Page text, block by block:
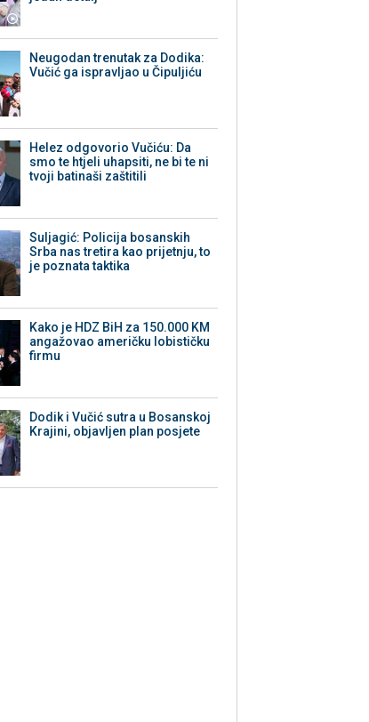
Neugodan trenutak za Dodika:
Vučić ga ispravljao u Čipuljiću
Helez odgovorio Vučiću: Da
smo te htjeli uhapsiti, ne bi te ni
tvoji batinaši zaštitili
Suljagić: Policija bosanskih
Srba nas tretira kao prijetnju, to
je poznata taktika
Kako je HDZ BiH za 150.000 KM
angažovao američku lobističku
firmu
Dodik i Vučić sutra u Bosanskoj
Krajini, objavljen plan posjete